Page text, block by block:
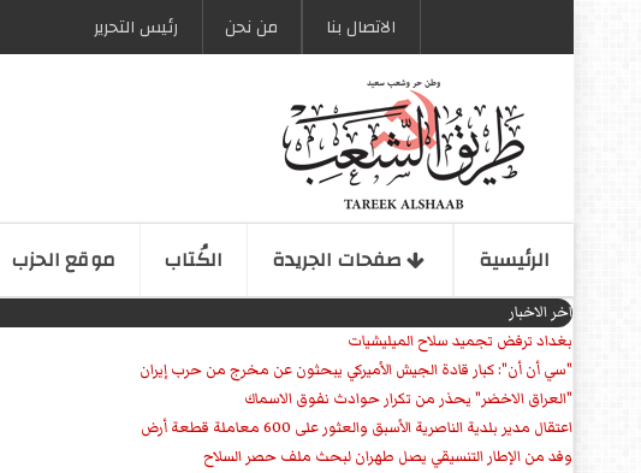
الاتصال بنا من نحن رئیس التحریر
الرئیسیة صفحات الجریدة الكُتاب موقع الحزب
اخر الاخبار
بغداد ترفض تجميد سلاح الميليشيات
"سي أن أن": كبار قادة الجيش الأميركي يبحثون عن مخرج من حرب إيران
"العراق الاخضر" يحذر من تكرار حوادث نفوق الاسماك
اعتقال مدير بلدية الناصرية الأسبق والعثور على 600 معاملة قطعة أرض
وفد من الإطار التنسيقي يصل طهران لبحث ملف حصر السلاح